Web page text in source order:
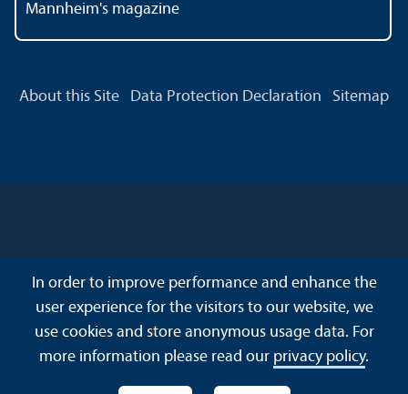
Mannheim's magazine
About this Site Data Protection Declaration Sitemap
In order to improve performance and enhance the
user experience for the visitors to our website, we
use cookies and store anonymous usage data. For
more information please read our privacy policy.